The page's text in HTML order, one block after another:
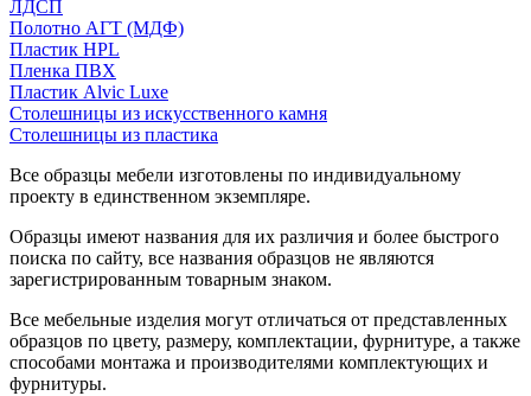
ЛДСП
Полотно АГТ (МДФ)
Пластик HPL
Пленка ПВХ
Пластик Alvic Luxe
Столешницы из искусственного камня
Столешницы из пластика
Все образцы мебели изготовлены по индивидуальному
проекту в единственном экземпляре.
Образцы имеют названия для их различия и более быстрого
поиска по сайту, все названия образцов не являются
зарегистрированным товарным знаком.
Все мебельные изделия могут отличаться от представленных
образцов по цвету, размеру, комплектации, фурнитуре, а также
способами монтажа и производителями комплектующих и
фурнитуры.